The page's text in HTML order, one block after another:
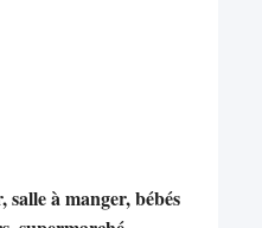
à manger, bébés